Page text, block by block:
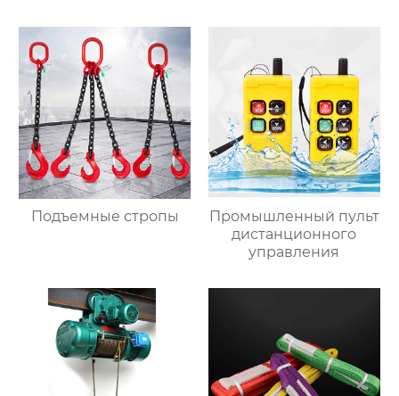
Подъемные стропы
Промышленный пульт
дистанционного
управления